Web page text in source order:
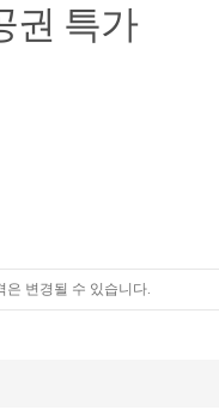
권 특가
은 변경될 수 있습니다.